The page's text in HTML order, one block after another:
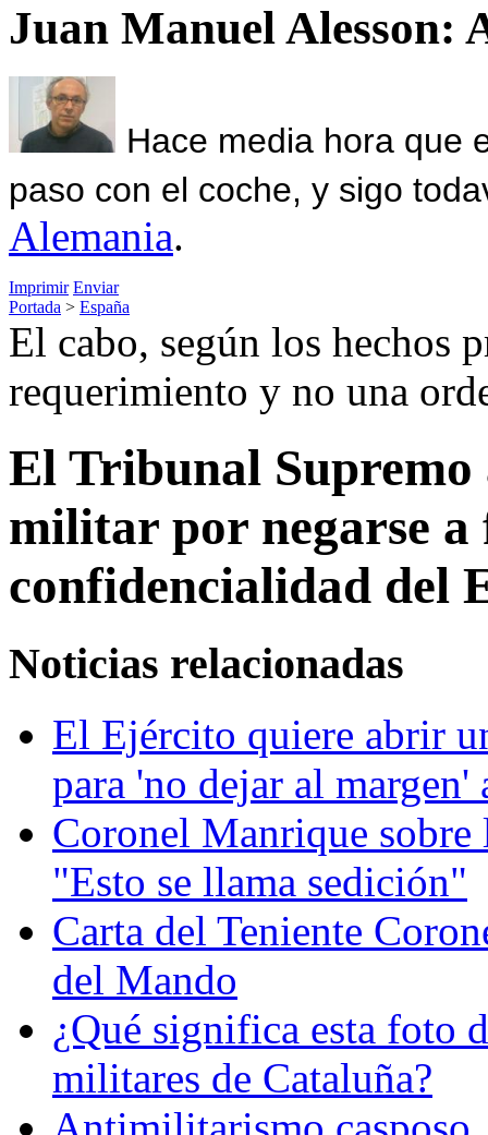
Juan Manuel Alesson:
Hace media hora que
paso con el coche, y sigo
Alemania.
Imprimir Enviar
Portada > España
El cabo, según los hechos
requerimiento y no una
El Tribunal Supremo
militar por negarse
confidencialidad del
Noticias relacionadas
El Ejército quiere abrir
para 'no dejar al margen'
Coronel Manrique
"Esto se llama sedición"
Carta del Teniente
del Mando
¿Qué significa esta foto
militares de Cataluña?